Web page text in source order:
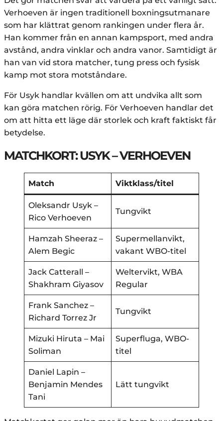
Verhoeven är ingen traditionell boxningsutmanare
som har klättrat genom rankingen under flera år.
Han kommer från en annan kampsport, med andra
avstånd, andra vinklar och andra vanor. Samtidigt är
han van vid stora matcher, tung press och fysisk
kamp mot stora motståndare.
För Usyk handlar kvällen om att undvika allt som
kan göra matchen rörig. För Verhoeven handlar det
om att hitta ett läge där storlek och kraft faktiskt får
betydelse.
MATCHKORT: USYK – VERHOEVEN
Match Viktklass/titel
Oleksandr Usyk –
Rico Verhoeven
Tungvikt
Hamzah Sheeraz –
Alem Begic
Supermellanvikt,
vakant WBO-titel
Jack Catterall –
Shakhram Giyasov
Weltervikt, WBA
Regular
Frank Sanchez –
Richard Torrez Jr
Tungvikt
Mizuki Hiruta – Mai
Soliman
Superfluga, WBO-
titel
Daniel Lapin –
Benjamin Mendes
Tani
Lätt tungvikt